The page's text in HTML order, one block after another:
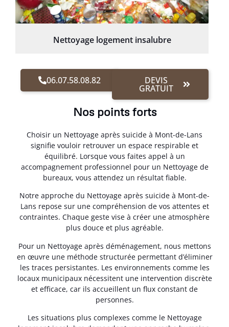
Nettoyage logement insalubre
06.07.58.08.82 DEVIS
GRATUIT
Nos points forts
Choisir un Nettoyage après suicide à Mont-de-Lans
signifie vouloir retrouver un espace respirable et
équilibré. Lorsque vous faites appel à un
accompagnement professionnel pour un Nettoyage de
bureaux, vous attendez un résultat fiable.
Notre approche du Nettoyage après suicide à Mont-de-
Lans repose sur une compréhension de vos attentes et
contraintes. Chaque geste vise à créer une atmosphère
plus douce et plus agréable.
Pour un Nettoyage après déménagement, nous mettons
en œuvre une méthode structurée permettant d’éliminer
les traces persistantes. Les environnements comme les
locaux municipaux nécessitent une intervention discrète
et efficace, car ils accueillent un flux constant de
personnes.
Les situations plus complexes comme le Nettoyage